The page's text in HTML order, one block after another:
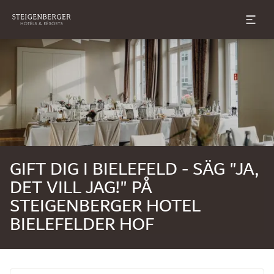
Bild 1 av 0
GIFT DIG I BIELEFELD - SÄG "JA,
DET VILL JAG!" PÅ
STEIGENBERGER HOTEL
BIELEFELDER HOF